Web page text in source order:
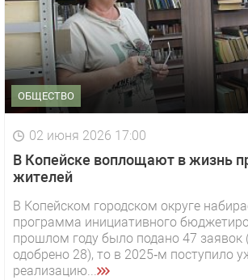
ОБЩЕСТВО
02 июня 2026 17:00
В Копейске воплощают в жизнь
жителей
В Копейском городском округе
программа инициативного
прошлом году было подано 47 заявок
одобрено 28), то в 2025‑м поступило
реализацию...